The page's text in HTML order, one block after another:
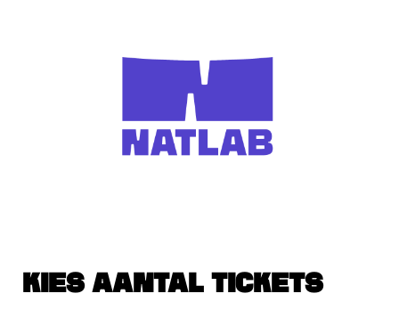
KIES AANTAL TICKETS